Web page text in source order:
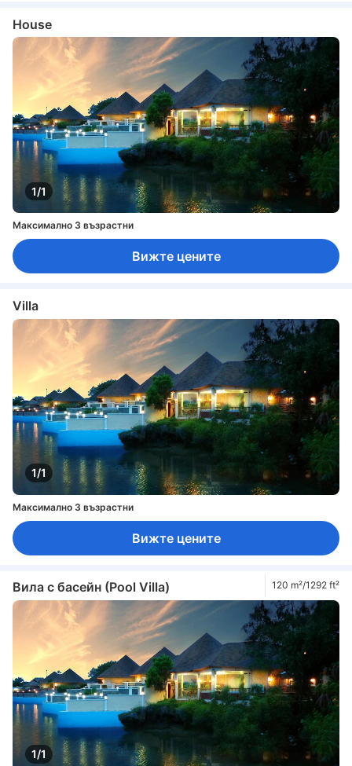
House
1/1
Максимално 3 възрастни
Вижте цените
Villa
1/1
Максимално 3 възрастни
Вижте цените
Вила с басейн (Pool Villa) 120 m²/1292 ft²
1/1